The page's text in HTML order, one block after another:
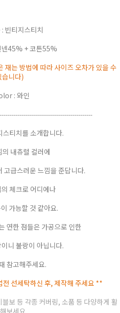
빈티지스티치
45% + 코튼55%
재는 방법에 따라 사이즈 오차가 있을 수
습니다)
: 와인
스티치를 소개합니다.
내츄럴 컬러에
고급스러운 느낌을 준답니다.
체크로 어디에나
가능할 것 같아요.
연한 점들은 가공으로 인한
니 불랑이 아닙니다.
참고해주세요.
선세탁하신 후, 제작해 주세요 **
보 등 각종 커버링, 소품 등 다양하게 활
보세요